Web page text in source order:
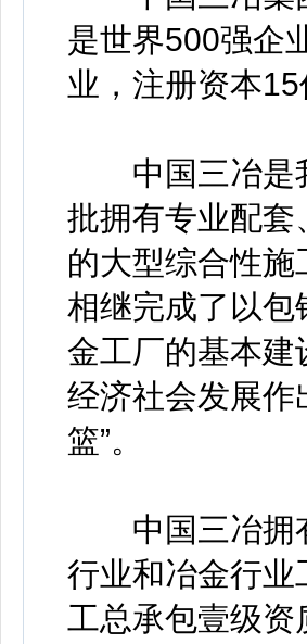
是世界500强企
业，注册资本15
中国三冶是我
批拥有专业配套
的大型综合性
相继完成了以包
金工厂的基本建
经济社会发展作
篮”。
中国三冶拥有
行业和冶金行业
工总承包壹级资